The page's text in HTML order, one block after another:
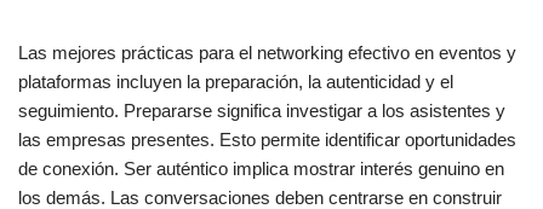
Las mejores prácticas para el networking efectivo en eventos y
plataformas incluyen la preparación, la autenticidad y el
seguimiento. Prepararse significa investigar a los asistentes y
las empresas presentes. Esto permite identificar oportunidades
de conexión. Ser auténtico implica mostrar interés genuino en
los demás. Las conversaciones deben centrarse en construir